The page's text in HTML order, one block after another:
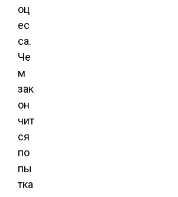
оц
ес
са.
Че
м
зак
он
чит
ся
по
пы
тка